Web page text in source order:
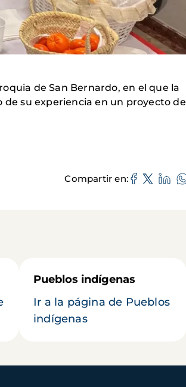
de San Bernardo, en el que la
de su experiencia en un proyecto de
Compartir en
Pueblos indígenas
Ir a la página de Pueblos
indígenas